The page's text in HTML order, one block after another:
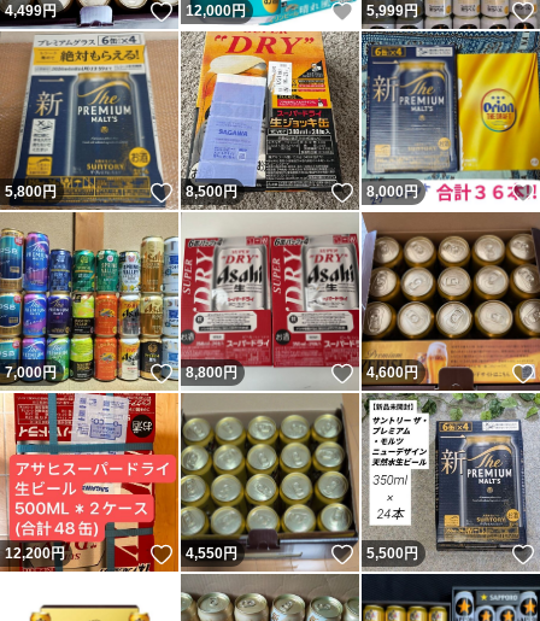
4,499円 いいね！
12,000円 いいね！
5,999円
5,800円 いいね！
8,500円 いいね！
8,000円
7,000円 いいね！
8,800円 いいね！
4,600円
12,200円 いいね！
4,550円 いいね！
5,500円